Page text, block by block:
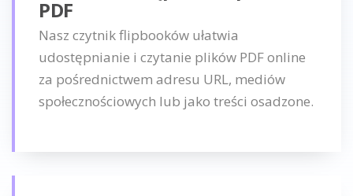
PDF
Nasz czytnik flipbooków ułatwia
udostępnianie i czytanie plików PDF online
za pośrednictwem adresu URL, mediów
społecznościowych lub jako treści osadzone.